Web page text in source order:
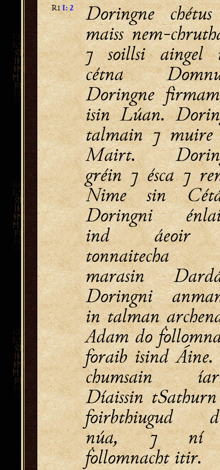
R1I: 2
Doringne
maiss nem-
⁊ soillsi aingel
cétna
Doringne
isin Lúan.
talmain ⁊ muire
Mairt.
gréin ⁊ ésca ⁊
Nime sin
Doringni
ind áeoir
marasin
Doringni
in talman
Adam do
foraib isind
chumsain
Díaissin
foirbthiugud
núa, ⁊ ní
ḟollomnacht itir.